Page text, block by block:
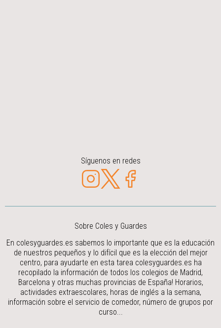
Síguenos en redes
Sobre Coles y Guardes
En colesyguardes.es sabemos lo importante que es la educación
de nuestros pequeños y lo difícil que es la elección del mejor
centro, para ayudarte en esta tarea colesyguardes.es ha
recopilado la información de todos los colegios de Madrid,
Barcelona y otras muchas provincias de España! Horarios,
actividades extraescolares, horas de inglés a la semana,
información sobre el servicio de comedor, número de grupos por
curso...